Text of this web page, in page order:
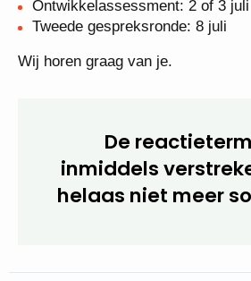
Eerste gespreksronde: 28 juni
Ontwikkelassessment: 2 of 3 juli
De
inmiddels